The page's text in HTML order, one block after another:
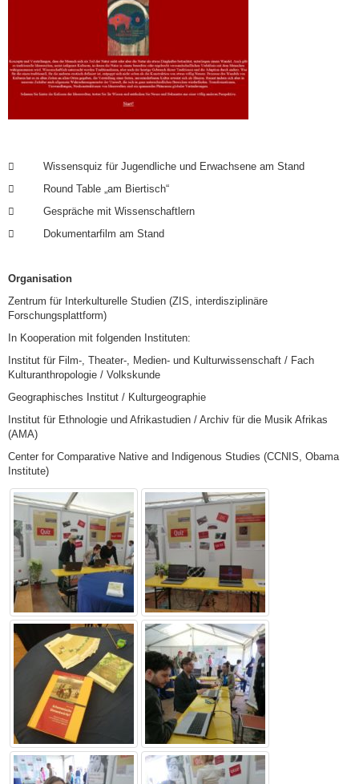
 Wissensquiz für Jugendliche und Erwachsene am Stand
 Round Table „am Biertisch“
 Gespräche mit Wissenschaftlern
 Dokumentarfilm am Stand
Organisation
Zentrum für Interkulturelle Studien (ZIS, interdisziplinäre
Forschungsplattform)
In Kooperation mit folgenden Instituten:
Institut für Film-, Theater-, Medien- und Kulturwissenschaft / Fach
Kulturanthropologie / Volkskunde
Geographisches Institut / Kulturgeographie
Institut für Ethnologie und Afrikastudien / Archiv für die Musik Afrikas
(AMA)
Center for Comparative Native and Indigenous Studies (CCNIS, Obama
Institute)